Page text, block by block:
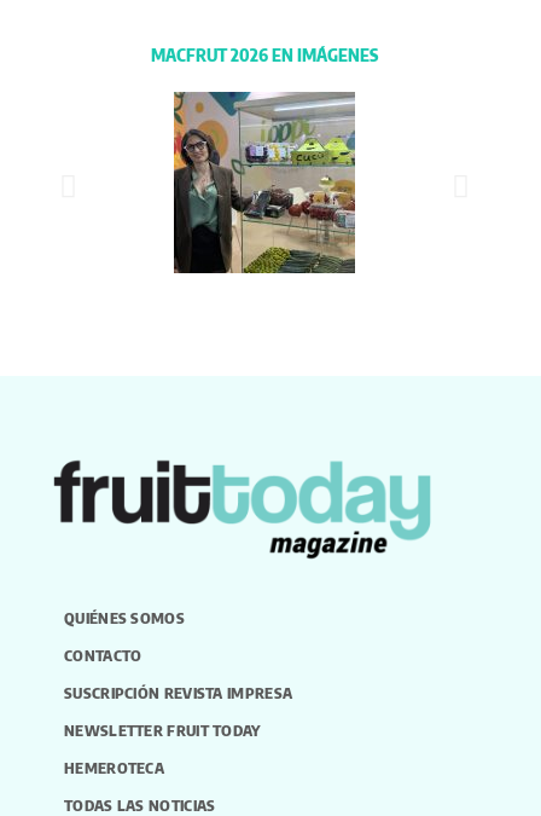
MACFRUT 2026 EN IMÁGENES
QUIÉNES SOMOS
CONTACTO
SUSCRIPCIÓN REVISTA IMPRESA
NEWSLETTER FRUIT TODAY
HEMEROTECA
TODAS LAS NOTICIAS